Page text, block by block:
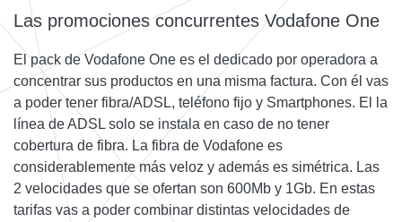
Las promociones concurrentes Vodafone One
El pack de Vodafone One es el dedicado por operadora a
concentrar sus productos en una misma factura. Con él vas
a poder tener fibra/ADSL, teléfono fijo y Smartphones. El la
línea de ADSL solo se instala en caso de no tener
cobertura de fibra. La fibra de Vodafone es
considerablemente más veloz y además es simétrica. Las
2 velocidades que se ofertan son 600Mb y 1Gb. En estas
tarifas vas a poder combinar distintas velocidades de